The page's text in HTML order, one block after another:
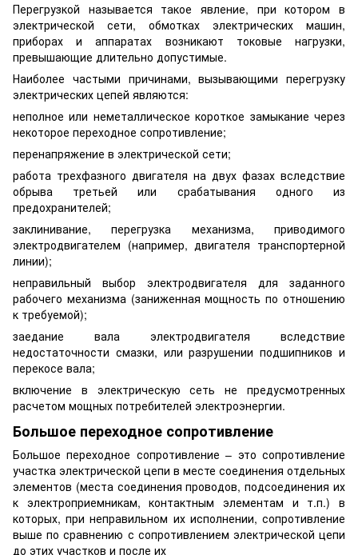
Перегрузкой называется такое явление, при котором в
электрической сети, обмотках электрических машин,
приборах и аппаратах возникают токовые нагрузки,
превышающие длительно допустимые.
Наиболее частыми причинами, вызывающими перегрузку
электрических цепей являются:
неполное или неметаллическое короткое замыкание через
некоторое переходное сопротивление;
перенапряжение в электрической сети;
работа трехфазного двигателя на двух фазах вследствие
обрыва третьей или срабатывания одного из
предохранителей;
заклинивание, перегрузка механизма, приводимого
электродвигателем (например, двигателя транспортерной
линии);
неправильный выбор электродвигателя для заданного
рабочего механизма (заниженная мощность по отношению
к требуемой);
заедание вала электродвигателя вследствие
недостаточности смазки, или разрушении подшипников и
перекосе вала;
включение в электрическую сеть не предусмотренных
расчетом мощных потребителей электроэнергии.
Большое переходное сопротивление
Большое переходное сопротивление – это сопротивление
участка электрической цепи в месте соединения отдельных
элементов (места соединения проводов, подсоединения их
к электроприемникам, контактным элементам и т.п.) в
которых, при неправильном их исполнении, сопротивление
выше по сравнению с сопротивлением электрической цепи
до этих участков и после их